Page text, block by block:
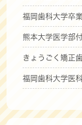
福岡歯科大学卒業
熊本大学医学部
きょうごく矯正
福岡歯科大学医